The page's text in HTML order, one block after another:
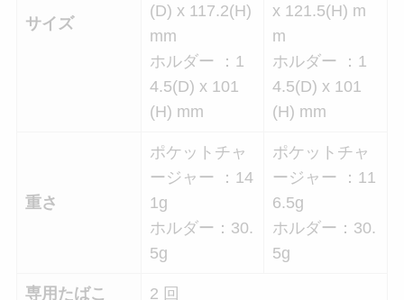
サイズ
(D) x 117.2(H)
mm
ホルダー ：1
4.5(D) x 101
(H) mm
x 121.5(H) m
m
ホルダー ：1
4.5(D) x 101
(H) mm
重さ
ポケットチャ
ージャー ：14
1g
ホルダー：30.
5g
ポケットチャ
ージャー ：11
6.5g
ホルダー：30.
5g
専用たばこ 2 回